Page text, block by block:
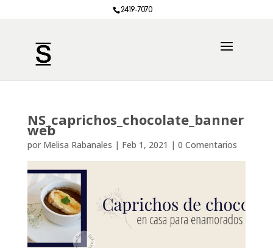
2419-7070
NS_caprichos_chocolate_banner
web
por Melisa Rabanales | Feb 1, 2021 | 0 Comentarios